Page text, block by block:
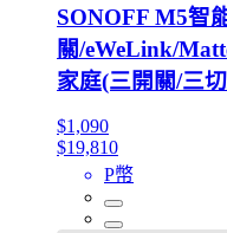
SONOFF M5智
關/eWeLink/
家庭(三開關/三
$1,090
$19,810
P幣